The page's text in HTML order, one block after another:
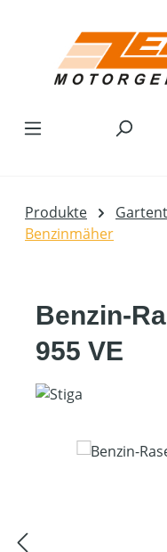
Produkte
Benzinmäher
Benzin-
955 VE
Bildergalerie